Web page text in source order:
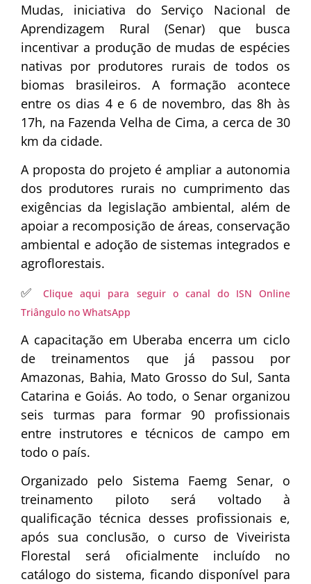
Mudas, iniciativa do Serviço Nacional de
Aprendizagem Rural (Senar) que busca
incentivar a produção de mudas de espécies
nativas por produtores rurais de todos os
biomas brasileiros. A formação acontece
entre os dias 4 e 6 de novembro, das 8h às
17h, na Fazenda Velha de Cima, a cerca de 30
km da cidade.
A proposta do projeto é ampliar a autonomia
dos produtores rurais no cumprimento das
exigências da legislação ambiental, além de
apoiar a recomposição de áreas, conservação
ambiental e adoção de sistemas integrados e
agroflorestais.
✅Clique aqui para seguir o canal do ISN Online
Triângulo no WhatsApp
A capacitação em Uberaba encerra um ciclo
de treinamentos que já passou por
Amazonas, Bahia, Mato Grosso do Sul, Santa
Catarina e Goiás. Ao todo, o Senar organizou
seis turmas para formar 90 profissionais
entre instrutores e técnicos de campo em
todo o país.
Organizado pelo Sistema Faemg Senar, o
treinamento piloto será voltado à
qualificação técnica desses profissionais e,
após sua conclusão, o curso de Viveirista
Florestal será oficialmente incluído no
catálogo do sistema, ficando disponível para